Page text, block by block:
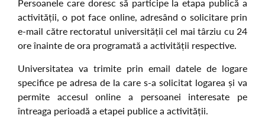
Persoanele care doresc să participe la etapa publică a
activității, o pot face online, adresând o solicitare prin
e-mail către rectoratul universității cel mai târziu cu 24
ore înainte de ora programată a activității respective.
Universitatea va trimite prin email datele de logare
specifice pe adresa de la care s-a solicitat logarea și va
permite accesul online a persoanei interesate pe
întreaga perioadă a etapei publice a activității.